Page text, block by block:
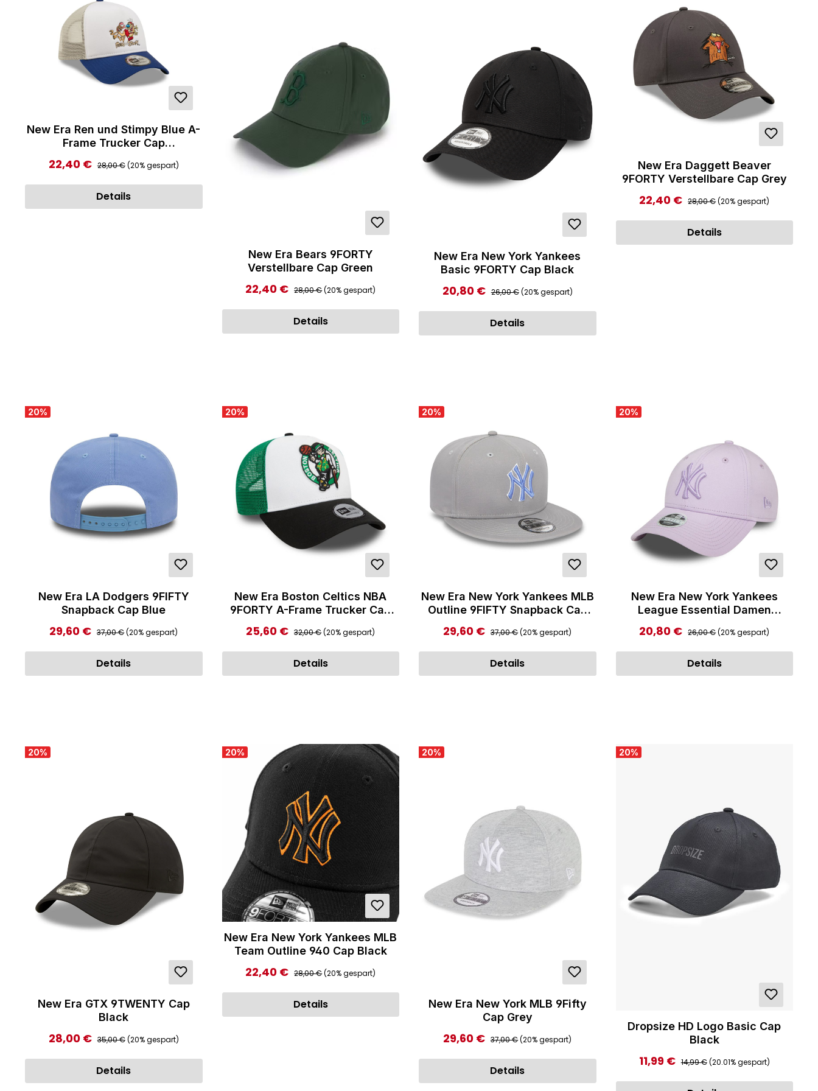
New Era Ren und Stimpy Blue A-
Frame Trucker Cap
Verkaufspreis:
22,40 € Regulärer Preis:
28,00 €(20% gespart)
Details
New Era Bears 9FORTY
Verstellbare Cap Green
Verkaufspreis:
22,40 € Regulärer Preis:
28,00 €(20% gespart)
Details
New Era New York Yankees
Basic 9FORTY Cap Black
Verkaufspreis:
20,80 € Regulärer Preis:
26,00 €(20% gespart)
Details
New Era Daggett Beaver
9FORTY Verstellbare Cap Grey
Verkaufspreis:
22,40 € Regulärer Preis:
28,00 €(20% gespart)
Details
20%
New Era LA Dodgers 9FIFTY
Snapback Cap Blue
Verkaufspreis:
29,60 € Regulärer Preis:
37,00 €(20% gespart)
Details
20%
New Era Boston Celtics NBA
9FORTY A-Frame Trucker Cap
Verkaufspreis:
25,60 € Regulärer Preis:
32,00 €(20% gespart)
Details
20%
New Era New York Yankees MLB
Outline 9FIFTY Snapback Cap
Verkaufspreis:
29,60 € Regulärer Preis:
37,00 €(20% gespart)
Details
20%
New Era New York Yankees
League Essential Damen
9FORTY Verstellbare Cap Purple
Verkaufspreis:
20,80 € Regulärer Preis:
26,00 €(20% gespart)
Details
20%
New Era GTX 9TWENTY Cap
Black
Verkaufspreis:
28,00 € Regulärer Preis:
35,00 €(20% gespart)
Details
20%
New Era New York Yankees MLB
Team Outline 940 Cap Black
Verkaufspreis:
22,40 € Regulärer Preis:
28,00 €(20% gespart)
Details
20%
New Era New York MLB 9Fifty
Cap Grey
Verkaufspreis:
29,60 € Regulärer Preis:
37,00 €(20% gespart)
Details
20%
Dropsize HD Logo Basic Cap
Black
Verkaufspreis:
11,99 € Regulärer Preis:
14,99 €(20.01% gespart)